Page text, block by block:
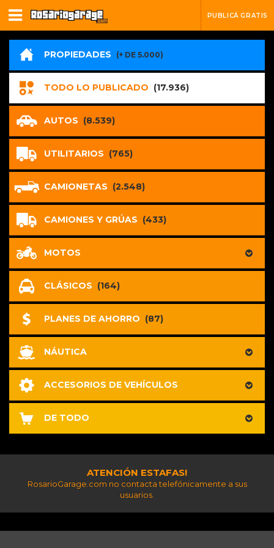
PUBLICÁ GRATIS
PROPIEDADES (+ DE 5.000)
TODO LO PUBLICADO (17.936)
AUTOS (8.539)
UTILITARIOS (765)
CAMIONETAS (2.548)
CAMIONES Y GRÚAS (433)
MOTOS
CLÁSICOS (164)
PLANES DE AHORRO (87)
NÁUTICA
ACCESORIOS DE VEHÍCULOS
DE TODO
ATENCIÓN ESTAFAS!
RosarioGarage.com no contacta telefónicamente a sus
usuarios.